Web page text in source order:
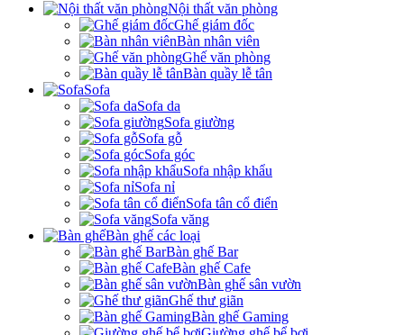
Nội thất văn phòng
Ghế giám đốc
Bàn nhân viên
Ghế văn phòng
Bàn quầy lễ tân
Sofa
Sofa da
Sofa giường
Sofa gỗ
Sofa góc
Sofa nhập khẩu
Sofa nỉ
Sofa tân cổ điển
Sofa văng
Bàn ghế các loại
Bàn ghế Bar
Bàn ghế Cafe
Bàn ghế sân vườn
Ghế thư giãn
Bàn ghế Gaming